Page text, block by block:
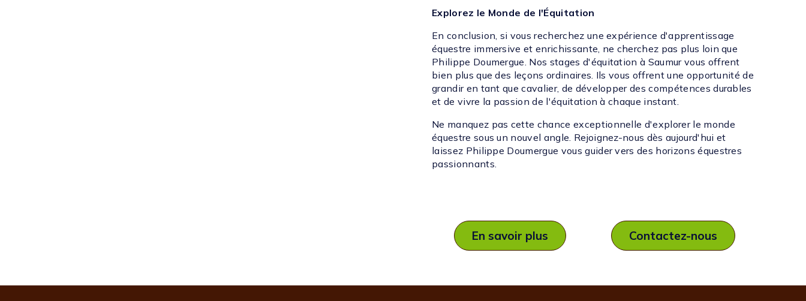
Explorez le Monde de l'Équitation
En conclusion, si vous recherchez une expérience d'apprentissage
équestre immersive et enrichissante, ne cherchez pas plus loin que
Philippe Doumergue. Nos stages d'équitation à Saumur vous offrent
bien plus que des leçons ordinaires. Ils vous offrent une opportunité de
grandir en tant que cavalier, de développer des compétences durables
et de vivre la passion de l'équitation à chaque instant.
Ne manquez pas cette chance exceptionnelle d'explorer le monde
équestre sous un nouvel angle. Rejoignez-nous dès aujourd'hui et
laissez Philippe Doumergue vous guider vers des horizons équestres
passionnants.
En savoir plus Contactez-nous